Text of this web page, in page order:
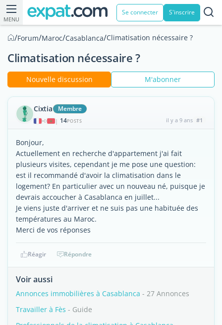
MENU
Se connecter S'inscrire
/Forum/Maroc/Casablanca/Climatisation nécessaire ?
Climatisation nécessaire ?
Nouvelle discussion M'abonner
Cixtia Membre
| 14POSTS il y a 9 ans #1
Bonjour,
Actuellement en recherche d'appartement j'ai fait
plusieurs visites, cependant je me pose une question:
est il recommandé d'avoir la climatisation dans le
logement? En particulier avec un nouveau né, puisque je
devrais accoucher à Casablanca en juillet...
Je viens juste d'arriver et ne suis pas une habituée des
températures au Maroc.
Merci de vos réponses
Réagir Répondre
Voir aussi
Annonces immobilières à Casablanca - 27 Annonces
Travailler à Fès - Guide